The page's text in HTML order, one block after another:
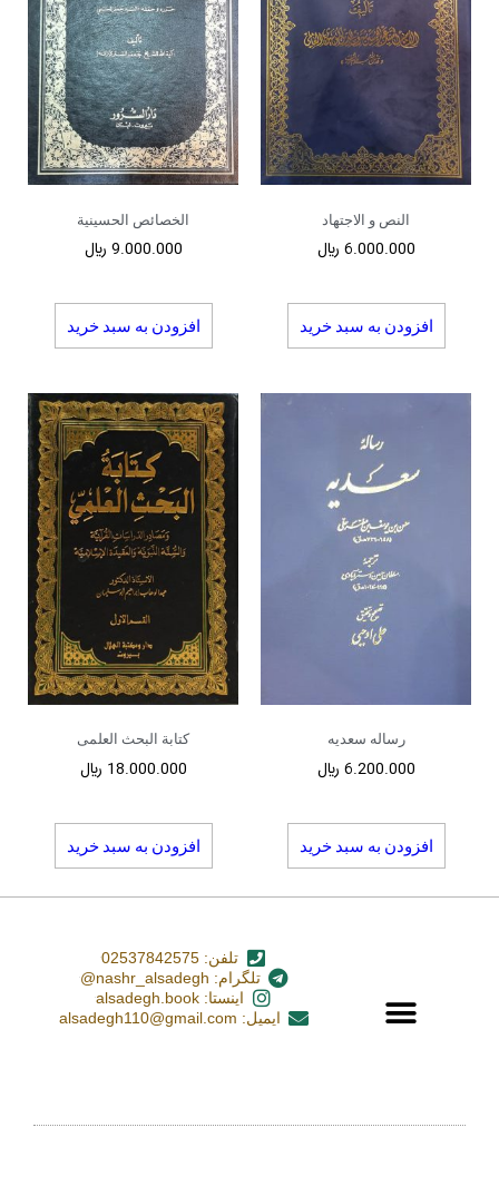
النص و الاجتهاد
6.000.000 ﷼
افزودن به سبد خرید
الخصائص الحسینیة
9.000.000 ﷼
افزودن به سبد خرید
رساله سعدیه
6.200.000 ﷼
افزودن به سبد خرید
کتابة البحث العلمی
18.000.000 ﷼
افزودن به سبد خرید
تلفن: 02537842575
تلگرام: nashr_alsadegh@
اینستا: alsadegh.book
ایمیل: alsadegh110@gmail.com